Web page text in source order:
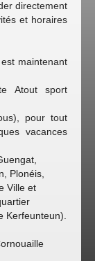
directement
et horaires
maintenant
Atout sport
pour tout
vacances
Plonéis,
Ville et
Kerfeunteun).